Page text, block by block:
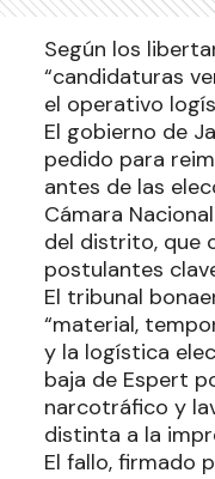
Según los
“candidaturas
el operativo
El gobierno de
pedido para
antes de las
Cámara
del distrito, que
postulantes
El tribunal
“material,
y la logística
baja de Espert
narcotráfico y
distinta a la
El fallo, firmado